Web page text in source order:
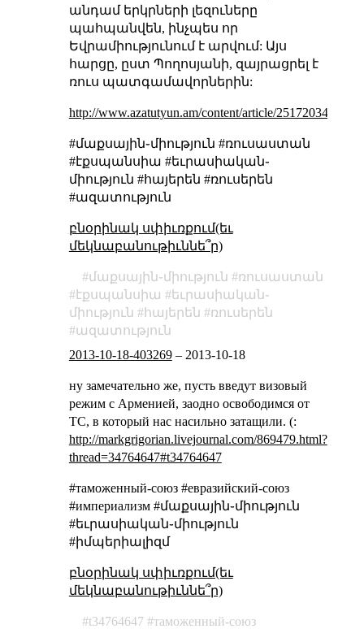
անդամ երկրների լեզուները
պահպանվեն, ինչպես որ
Եվրամիությունում է արվում: Այս
հարցը, ըստ Պողոսյանի, զայրացրել է
ռուս պատգամավորներին:
http://www.azatutyun.am/content/article/25172034.html
#մաքսային֊միություն #ռուսաստան
#էքսպանսիա #եւրասիական֊
միություն #հայերեն #ռուսերեն
#ազատություն
բնօրինակ սփիւռքում(եւ
մեկնաբանութիւննե՞ր)
մաքսային֊միություն
ռուսաստան
էքսպանսիա
եւրասիական֊
միություն
հայերեն
ռուսերեն
ազատություն
2013-10-18-403269– 2013-10-18
ну замечательно же, пусть введут визовый
режим с Арменией, заодно освободимся от
ТС, в который нас насильно затащили. (:
http://markgrigorian.livejournal.com/869479.html?
thread=34764647#t34764647
#таможенный-союз #евразийский-союз
#империализм #մաքսային֊միություն
#եւրասիական֊միություն
#իմպերիալիզմ
բնօրինակ սփիւռքում(եւ
մեկնաբանութիւննե՞ր)
t34764647
таможенный-союз